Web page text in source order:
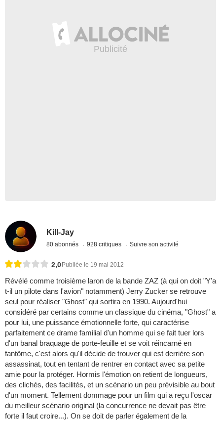
Kill-Jay
80 abonnés 928 critiques Suivre son activité
2,0 Publiée le 19 mai 2012
Révélé comme troisième laron de la bande ZAZ (à qui on doit "Y'a
t-il un pilote dans l'avion" notamment) Jerry Zucker se retrouve
seul pour réaliser "Ghost" qui sortira en 1990. Aujourd'hui
considéré par certains comme un classique du cinéma, "Ghost" a
pour lui, une puissance émotionnelle forte, qui caractérise
parfaitement ce drame familial d'un homme qui se fait tuer lors
d'un banal braquage de porte-feuille et se voit réincarné en
fantôme, c'est alors qu'il décide de trouver qui est derrière son
assassinat, tout en tentant de rentrer en contact avec sa petite
amie pour la protéger. Hormis l'émotion on retient de longueurs,
des clichés, des facilités, et un scénario un peu prévisible au bout
d'un moment. Tellement dommage pour un film qui a reçu l'oscar
du meilleur scénario original (la concurrence ne devait pas être
forte il faut croire...). On se doit de parler également de la